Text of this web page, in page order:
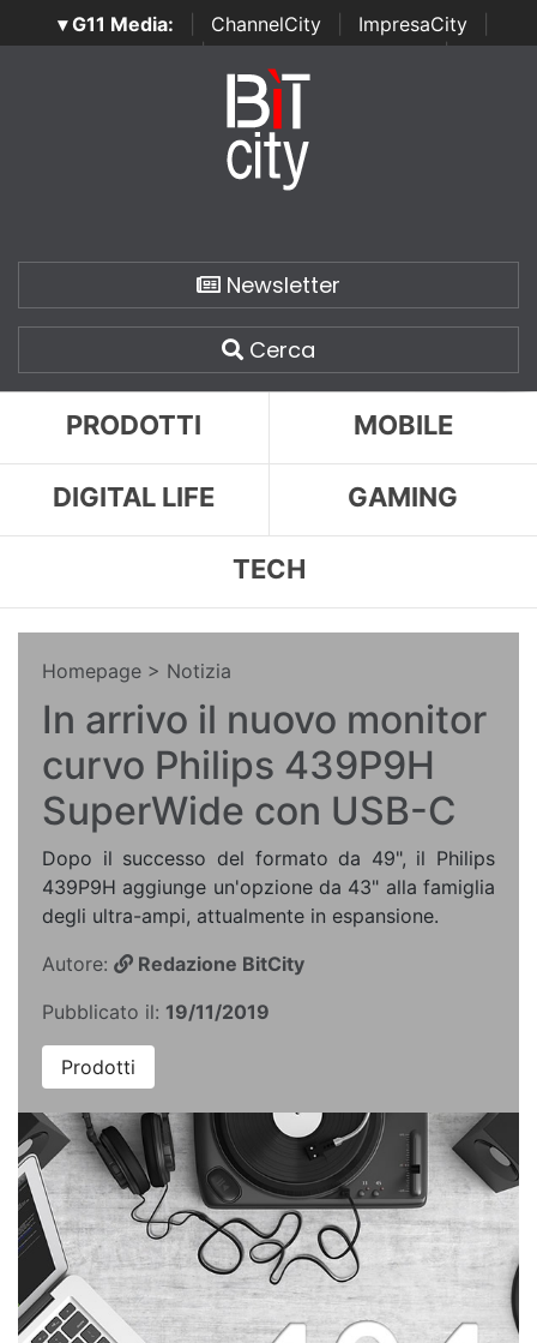
▾ G11 Media: ChannelCity ImpresaCity
SecurityOpenLab | Italian Channel Awards | Italian
Italian Security Awards
Newsletter
Cerca
PRODOTTI MOBILE
DIGITAL LIFE GAMING
TECH
Homepage > Notizia
In arrivo il nuovo monitor
curvo Philips 439P9H
SuperWide con USB-C
Dopo il successo del formato da 49", il Philips
439P9H aggiunge un'opzione da 43" alla famiglia
degli ultra-ampi, attualmente in espansione.
Autore:
Redazione BitCity
Pubblicato il: 19/11/2019
Prodotti